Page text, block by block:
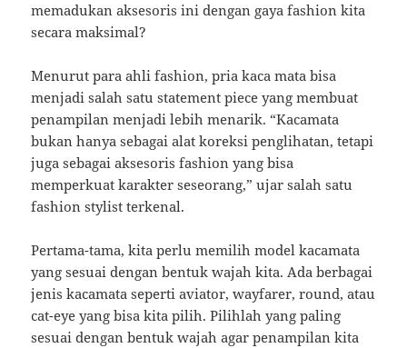
memadukan aksesoris ini dengan gaya fashion kita
secara maksimal?
Menurut para ahli fashion, pria kaca mata bisa
menjadi salah satu statement piece yang membuat
penampilan menjadi lebih menarik. “Kacamata
bukan hanya sebagai alat koreksi penglihatan, tetapi
juga sebagai aksesoris fashion yang bisa
memperkuat karakter seseorang,” ujar salah satu
fashion stylist terkenal.
Pertama-tama, kita perlu memilih model kacamata
yang sesuai dengan bentuk wajah kita. Ada berbagai
jenis kacamata seperti aviator, wayfarer, round, atau
cat-eye yang bisa kita pilih. Pilihlah yang paling
sesuai dengan bentuk wajah agar penampilan kita